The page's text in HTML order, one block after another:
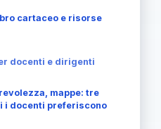
cartaceo e risorse
docenti e dirigenti
mappe: tre
i docenti preferiscono